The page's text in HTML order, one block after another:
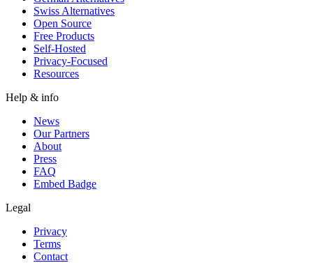
Swiss Alternatives
Open Source
Free Products
Self-Hosted
Privacy-Focused
Resources
Help & info
News
Our Partners
About
Press
FAQ
Embed Badge
Legal
Privacy
Terms
Contact